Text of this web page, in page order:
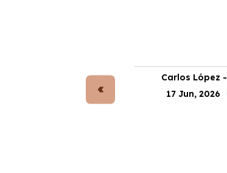
Carlos López -
17 Jun, 2026